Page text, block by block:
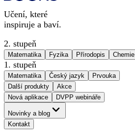
Učení, které
inspiruje a baví.
2. stupeň
Matematika Fyzika Přírodopis Chemie
1. stupeň
Matematika Český jazyk
Prvouka
Další produkty
Akce
Nová aplikace
DVPP webináře
Novinky a blog
Kontakt